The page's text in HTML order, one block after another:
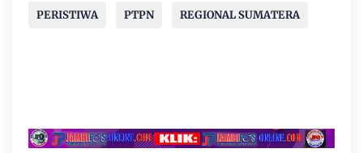
PERISTIWA PTPN REGIONAL SUMATERA